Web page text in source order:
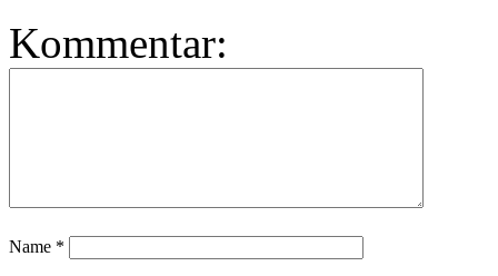
Kommentar:
Name *